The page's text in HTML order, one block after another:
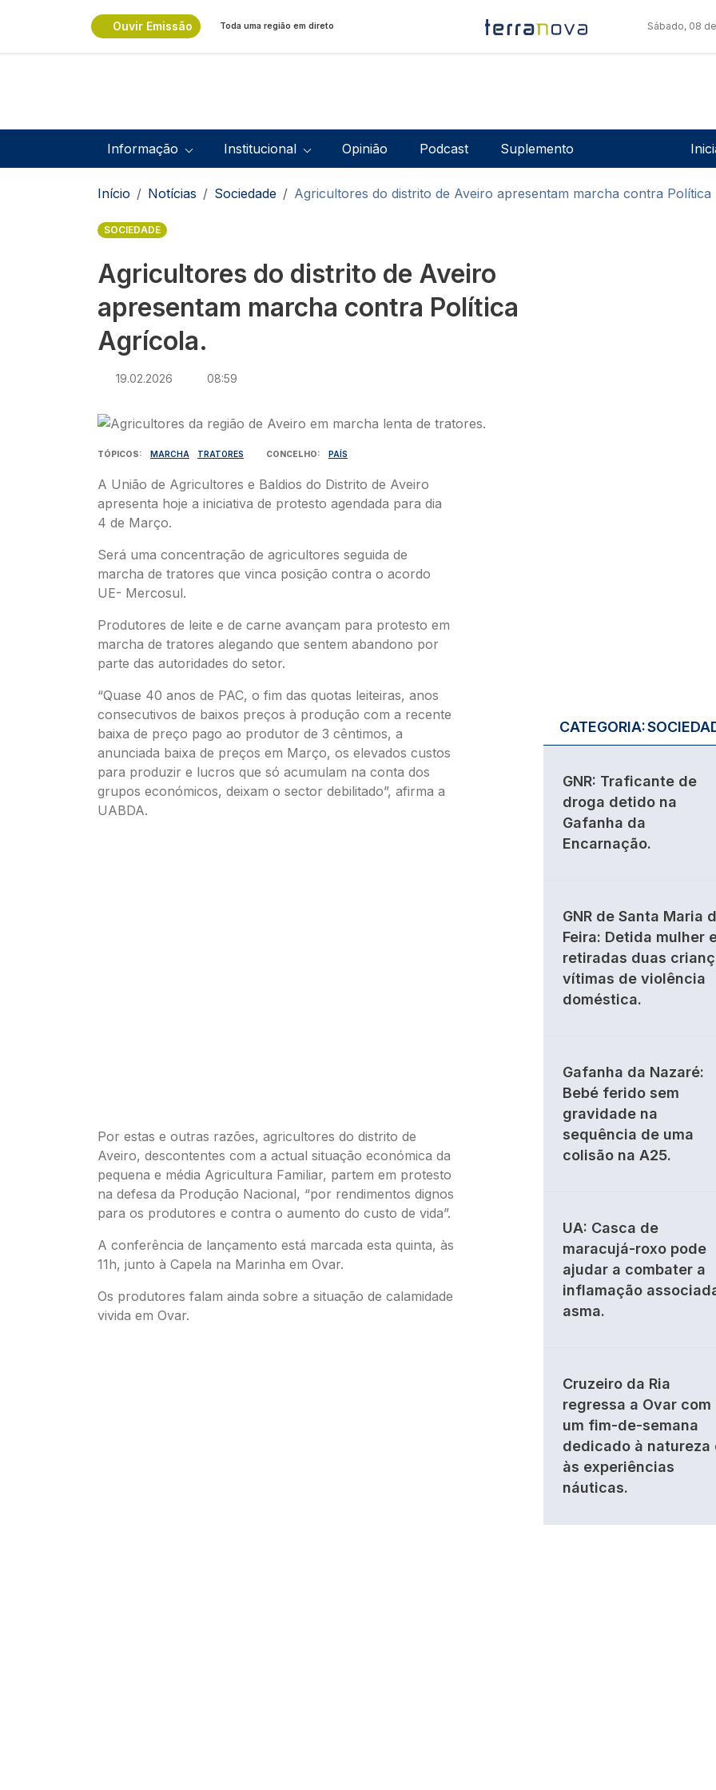
Ouvir Emissão Toda uma região em direto Sábado, 08
Navegação principal
Informação Institucional Opinião Podcast Suplemento
Navegação estrutural
Início Notícias Sociedade Agricultores do distrito de Aveiro apresentam marcha contra Política
SOCIEDADE
Agricultores do distrito de Aveiro
apresentam marcha contra Política
Agrícola.
19.02.2026 08:59
Imagem
TÓPICOS MARCHA TRATORES CONCELHO PAÍS
A União de Agricultores e Baldios do Distrito de Aveiro
apresenta hoje a iniciativa de protesto agendada para dia
4 de Março.
Será uma concentração de agricultores seguida de
marcha de tratores que vinca posição contra o acordo
UE- Mercosul.
Produtores de leite e de carne avançam para protesto em
marcha de tratores alegando que sentem abandono por
parte das autoridades do setor.
“Quase 40 anos de PAC, o fim das quotas leiteiras, anos
consecutivos de baixos preços à produção com a recente
baixa de preço pago ao produtor de 3 cêntimos, a
anunciada baixa de preços em Março, os elevados custos
para produzir e lucros que só acumulam na conta dos
grupos económicos, deixam o sector debilitado”, afirma a
UABDA.
Por estas e outras razões, agricultores do distrito de
Aveiro, descontentes com a actual situação económica da
pequena e média Agricultura Familiar, partem em protesto
na defesa da Produção Nacional, “por rendimentos dignos
para os produtores e contra o aumento do custo de vida”.
A conferência de lançamento está marcada esta quinta, às
11h, junto à Capela na Marinha em Ovar.
Os produtores falam ainda sobre a situação de calamidade
vivida em Ovar.
CATEGORIA:
GNR: Traficante de
droga detido na
Gafanha da
Encarnação.
GNR de Santa Maria
Feira: Detida mulher
retiradas duas
vítimas de violência
doméstica.
Gafanha da Nazaré:
Bebé ferido sem
gravidade na
sequência de uma
colisão na A25.
UA: Casca de
maracujá-roxo pode
ajudar a combater a
inflamação
asma.
Cruzeiro da Ria
regressa a Ovar com
um fim-de-semana
dedicado à natureza
às experiências
náuticas.